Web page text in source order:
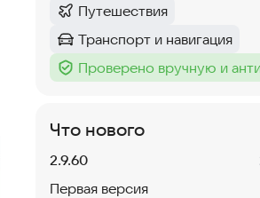
Категория:
Путешествия
Категория:
Транспорт и навигация
Тег :
Проверено вручную и
Что нового
Версия:
2.9.60
Первая версия